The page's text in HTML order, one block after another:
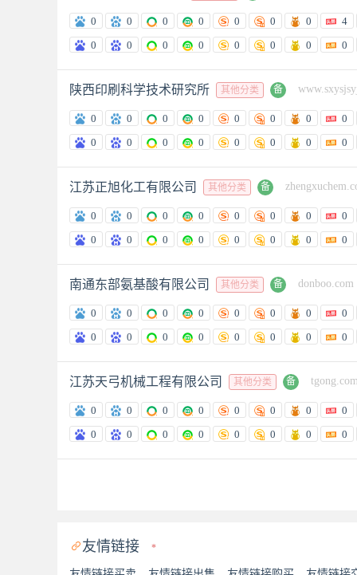
0 0 0 0 0 0 0
4
0
0 0 0 0 0 0 0
陕西印刷科学技术研究所 其他分类 备
0 0 0 0 0 0 0
0
0
0 0 0 0 0 0 0
江苏正旭化工有限公司 其他分类 备
0 0 0 0 0 0 0
0
0
0 0 0 0 0 0 0
南通东部氨基酸有限公司 其他分类 备 donboo.com
0 0 0 0 0 0 0
0
0
0 0 0 0 0 0 0
江苏天弓机械工程有限公司 其他分类 备
0 0 0 0 0 0 0
0
0
0 0 0 0 0 0 0
友情链接 *